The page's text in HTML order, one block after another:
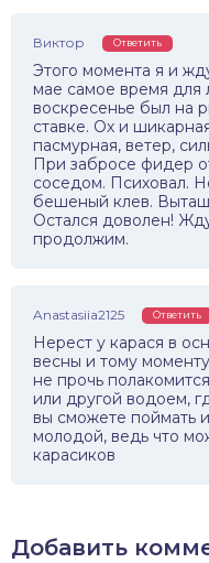
Виктор Ответить
Этого момента я и
мае самое время для
воскресенье был на
ставке. Ох и
пасмурная, ветер,
При забросе фидер
соседом. Психовал.
бешеный клев.
Остался доволен!
продолжим.
Anastasiia2125 Ответить
Нерест у карася в
весны и тому
не прочь
или другой водоем,
вы сможете поймать
молодой, ведь что
карасиков
Добавить